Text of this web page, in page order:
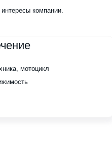
компании.
мотоцикл